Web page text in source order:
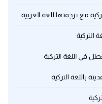
مع ترجمتها للغة العربية
التركية
في اللغة التركية
باللغة التركية